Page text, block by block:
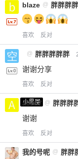
blaze @ 胖胖胖
喜欢 反对
@ 胖胖胖胖胖
谢谢分享
喜欢 反对
小黑屋
a0987 @ 胖胖胖
谢谢
喜欢 反对
我的号呢 @ 胖胖